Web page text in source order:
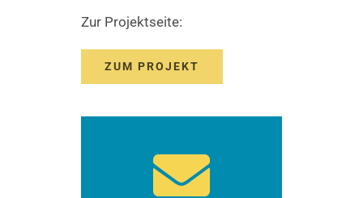
Zur Projektseite:
ZUM PROJEKT